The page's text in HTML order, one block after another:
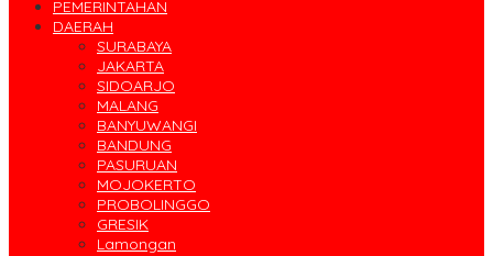
PEMERINTAHAN
DAERAH
SURABAYA
JAKARTA
SIDOARJO
MALANG
BANYUWANGI
BANDUNG
PASURUAN
MOJOKERTO
PROBOLINGGO
GRESIK
Lamongan